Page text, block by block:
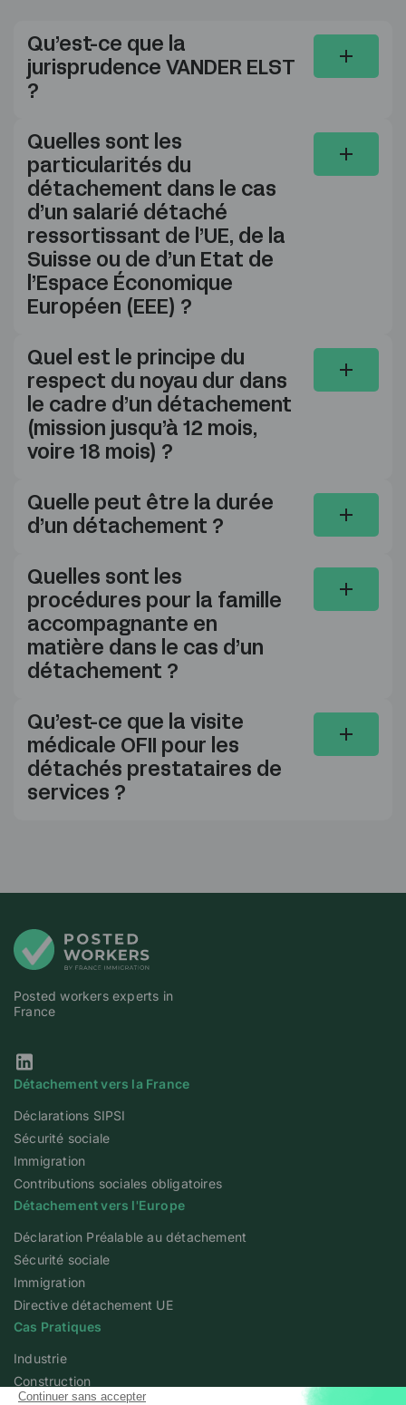
Qu’est-ce que la
jurisprudence VANDER ELST
?
Quelles sont les
particularités du
détachement dans le cas
d’un salarié détaché
ressortissant de l’UE, de la
Suisse ou de d’un Etat de
l’Espace Économique
Européen (EEE) ?
Quel est le principe du
respect du noyau dur dans
le cadre d’un détachement
(mission jusqu’à 12 mois,
voire 18 mois) ?
Quelle peut être la durée
d’un détachement ?
Quelles sont les
procédures pour la famille
accompagnante en
matière dans le cas d’un
détachement ?
Qu’est-ce que la visite
médicale OFII pour les
détachés prestataires de
services ?
Posted workers experts in
France
Notre page Linkedin
Détachement vers la France
Déclarations SIPSI
Sécurité sociale
Immigration
Contributions sociales obligatoires
Détachement vers l'Europe
Déclaration Préalable au détachement
Sécurité sociale
Immigration
Directive détachement UE
Cas Pratiques
Industrie
Construction